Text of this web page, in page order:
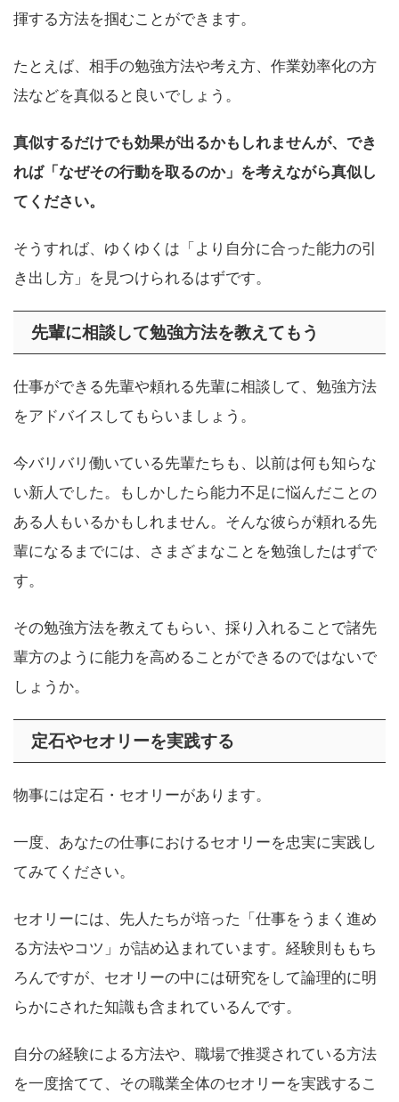
揮する方法を掴むことができます。
たとえば、相手の勉強方法や考え方、作業効率化の方
法などを真似ると良いでしょう。
真似するだけでも効果が出るかもしれませんが、でき
れば「なぜその行動を取るのか」を考えながら真似し
てください。
そうすれば、ゆくゆくは「より自分に合った能力の引
き出し方」を見つけられるはずです。
先輩に相談して勉強方法を教えてもう
仕事ができる先輩や頼れる先輩に相談して、勉強方法
をアドバイスしてもらいましょう。
今バリバリ働いている先輩たちも、以前は何も知らな
い新人でした。もしかしたら能力不足に悩んだことの
ある人もいるかもしれません。そんな彼らが頼れる先
輩になるまでには、さまざまなことを勉強したはずで
す。
その勉強方法を教えてもらい、採り入れることで諸先
輩方のように能力を高めることができるのではないで
しょうか。
定石やセオリーを実践する
物事には定石・セオリーがあります。
一度、あなたの仕事におけるセオリーを忠実に実践し
てみてください。
セオリーには、先人たちが培った「仕事をうまく進め
る方法やコツ」が詰め込まれています。経験則ももち
ろんですが、セオリーの中には研究をして論理的に明
らかにされた知識も含まれているんです。
自分の経験による方法や、職場で推奨されている方法
を一度捨てて、その職業全体のセオリーを実践するこ